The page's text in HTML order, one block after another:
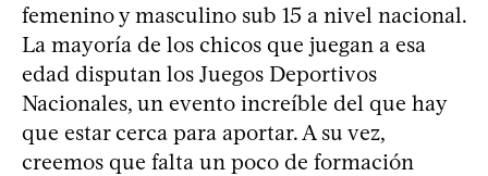
femenino y masculino sub 15 a nivel nacional.
La mayoría de los chicos que juegan a esa
edad disputan los Juegos Deportivos
Nacionales, un evento increíble del que hay
que estar cerca para aportar. A su vez,
creemos que falta un poco de formación